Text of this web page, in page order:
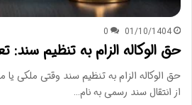
01/10/1404
0
حق الوکاله الزام به تنظیم
حق الوکاله الزام به تنظیم سند وقتی ملکی
از انتقال سند رسمی به نام…